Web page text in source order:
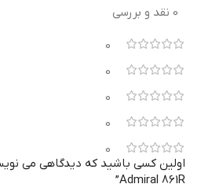
0 نقد و بررسی
0
0
0
0
0
اولین کسی باشید که دیدگاهی می
Admiral 861R”